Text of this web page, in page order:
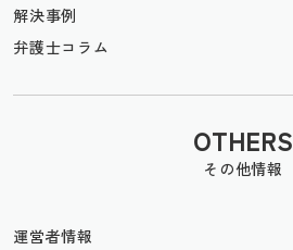
解決事例
弁護士コラム
OTHERS
その他情報
運営者情報